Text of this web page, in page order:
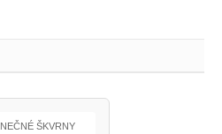
ŠKVRNY